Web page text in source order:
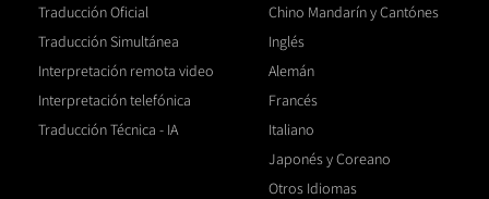
Traducción Oficial
Traducción Simultánea
Interpretación remota video
Interpretación telefónica
Traducción Técnica - IA
Chino Mandarín y Cantónes
Inglés
Alemán
Francés
Italiano
Japonés y Coreano
Otros Idiomas